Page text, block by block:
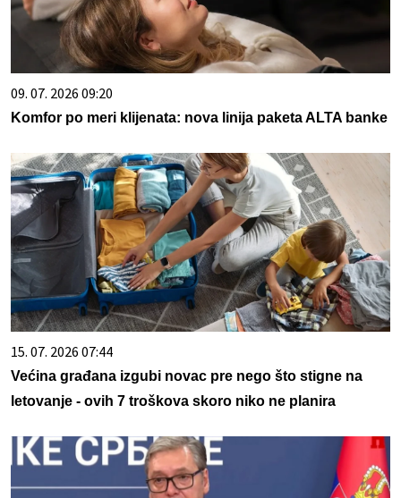
09. 07. 2026 09:20
Komfor po meri klijenata: nova linija paketa ALTA banke
15. 07. 2026 07:44
Većina građana izgubi novac pre nego što stigne na
letovanje - ovih 7 troškova skoro niko ne planira